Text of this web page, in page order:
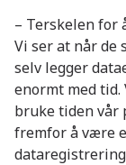
– Terskelen for
Vi ser at når de
selv legger
enormt med
bruke tiden vår
fremfor å være